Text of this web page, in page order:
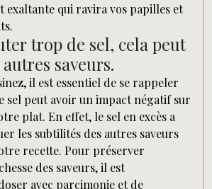
exaltante qui ravira vos papilles et
trop de sel, cela peut
saveurs.
il est essentiel de se rappeler
sel peut avoir un impact négatif sur
plat. En effet, le sel en excès a
les subtilités des autres saveurs
recette. Pour préserver
des saveurs, il est
avec parcimonie et de